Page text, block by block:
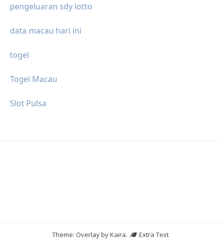
pengeluaran sdy lotto
data macau hari ini
togel
Togel Macau
Slot Pulsa
Theme: Overlay byKaira.
Extra Text